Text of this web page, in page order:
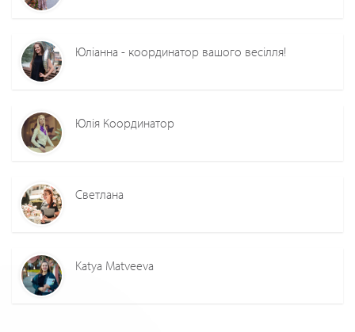
Юліанна - координатор вашого весілля!
Юлія Координатор
Светлана
Katya Matveeva